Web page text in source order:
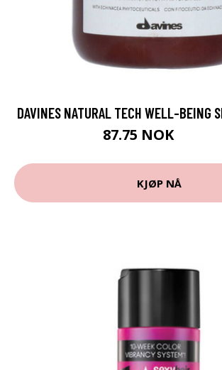
DAVINES NATURAL TECH WELL-BEING
87.75 NOK
KJØP NÅ